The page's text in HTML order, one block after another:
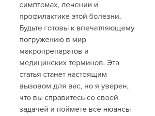
симптомах, лечении и
профилактике этой болезни.
Будьте готовы к впечатляющему
погружению в мир
макропрепаратов и
медицинских терминов. Эта
статья станет настоящим
вызовом для вас, но я уверен,
что вы справитесь со своей
задачей и поймете все нюансы